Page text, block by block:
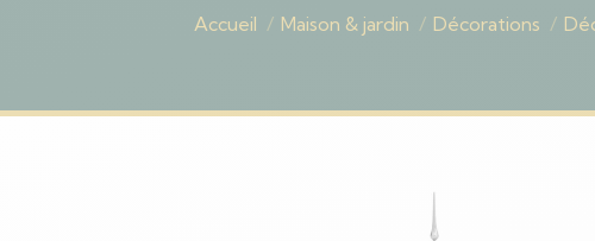
Vous êtes ici :
Accueil Maison & jardin Décorations